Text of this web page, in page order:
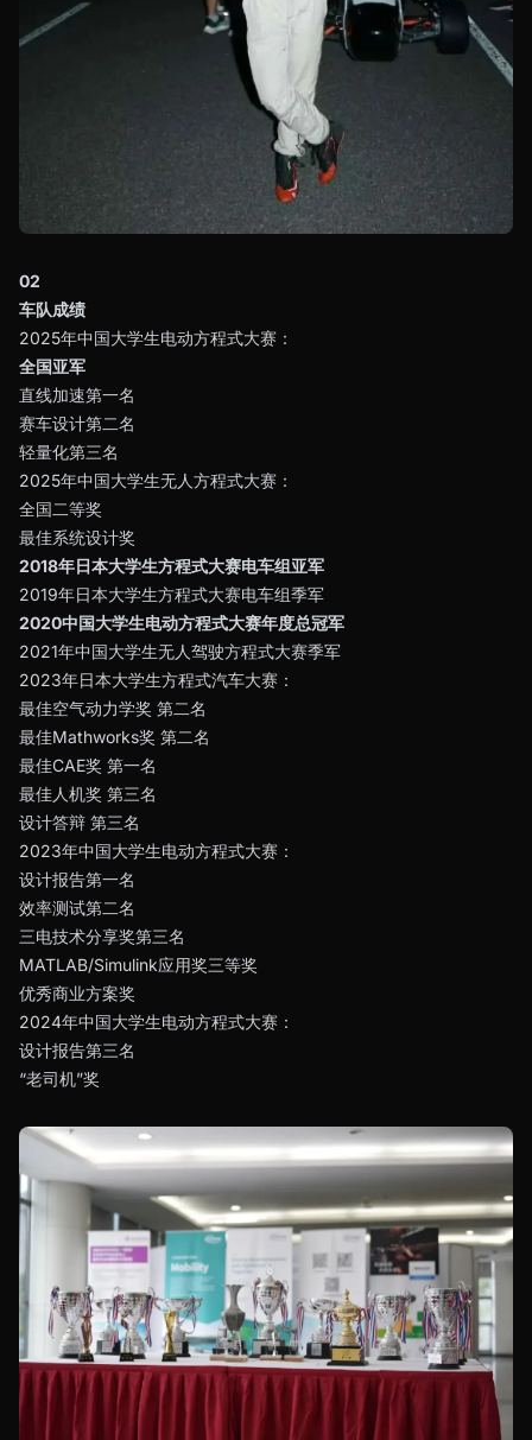
02
车队成绩
2025年中国大学生电动方程式大赛：
全国亚军
直线加速第一名
赛车设计第二名
轻量化第三名
2025年中国大学生无人方程式大赛：
全国二等奖
最佳系统设计奖
2018年日本大学生方程式大赛电车组亚军
2019年日本大学生方程式大赛电车组季军
2020中国大学生电动方程式大赛年度总冠军
2021年中国大学生无人驾驶方程式大赛季军
2023年日本大学生方程式汽车大赛：
最佳空气动力学奖 第二名
最佳Mathworks奖 第二名
最佳CAE奖 第一名
最佳人机奖 第三名
设计答辩 第三名
2023年中国大学生电动方程式大赛：
设计报告第一名
效率测试第二名
三电技术分享奖第三名
MATLAB/Simulink应用奖三等奖
优秀商业方案奖
2024年中国大学生电动方程式大赛：
设计报告第三名
“老司机”奖